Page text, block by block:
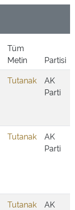
Tüm
Metin
Partisi
Tutanak
AK
Parti
Tutanak
AK
Parti
Tutanak
AK